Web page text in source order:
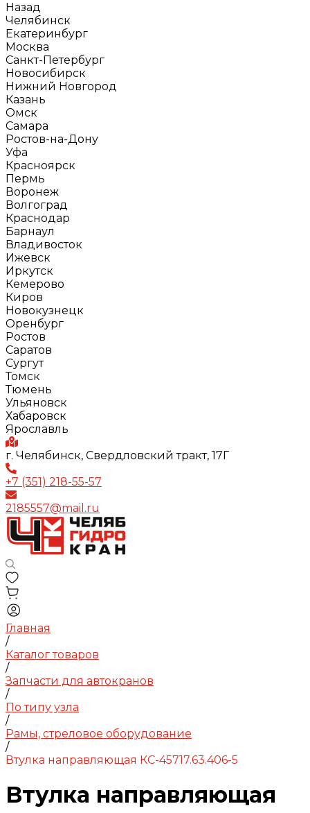
Назад
Челябинск
Екатеринбург
Москва
Санкт-Петербург
Новосибирск
Нижний Новгород
Казань
Омск
Самара
Ростов-на-Дону
Уфа
Красноярск
Пермь
Воронеж
Волгоград
Краснодар
Барнаул
Владивосток
Ижевск
Иркутск
Кемерово
Киров
Новокузнецк
Оренбург
Ростов
Саратов
Сургут
Томск
Тюмень
Ульяновск
Хабаровск
Ярославль
г. Челябинск, Свердловский тракт, 17Г
+7 (351) 218-55-57
2185557@mail.ru
Главная
/
Каталог товаров
/
Запчасти для автокранов
/
По типу узла
/
Рамы, стреловое оборудование
/
Втулка направляющая КС-45717.63.406-5
Втулка направляющая